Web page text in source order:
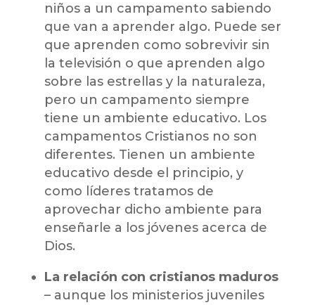
niños a un campamento sabiendo
que van a aprender algo. Puede ser
que aprenden como sobrevivir sin
la televisión o que aprenden algo
sobre las estrellas y la naturaleza,
pero un campamento siempre
tiene un ambiente educativo. Los
campamentos Cristianos no son
diferentes. Tienen un ambiente
educativo desde el principio, y
como líderes tratamos de
aprovechar dicho ambiente para
enseñarle a los jóvenes acerca de
Dios.
La relación con cristianos maduros
– aunque los ministerios juveniles